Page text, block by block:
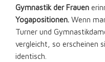
Gymnastik der Frauen
Yogapositionen. Wenn
Turner und
vergleicht, so erscheinen
identisch.